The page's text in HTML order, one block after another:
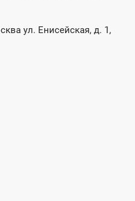
ул. Енисейская, д. 1,